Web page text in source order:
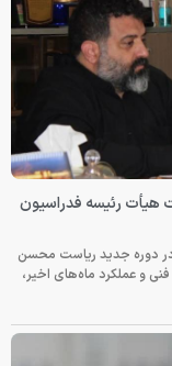
رئیسه فدراسیون
دوره جدید ریاست محسن
و عملکرد ماه‌های اخیر،